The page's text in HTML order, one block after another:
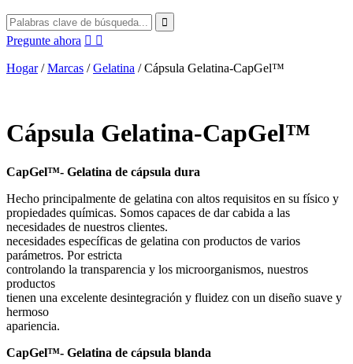
Pregunte ahora  
Hogar/Marcas /Gelatina /Cápsula Gelatina-CapGel™
Cápsula Gelatina-CapGel™
CapGel™- Gelatina de cápsula dura
Hecho principalmente de gelatina con altos requisitos en su físico y
propiedades químicas. Somos capaces de dar cabida a las
necesidades de nuestros clientes.
necesidades específicas de gelatina con productos de varios
parámetros. Por estricta
controlando la transparencia y los microorganismos, nuestros
productos
tienen una excelente desintegración y fluidez con un diseño suave y
hermoso
apariencia.
CapGel™- Gelatina de cápsula blanda